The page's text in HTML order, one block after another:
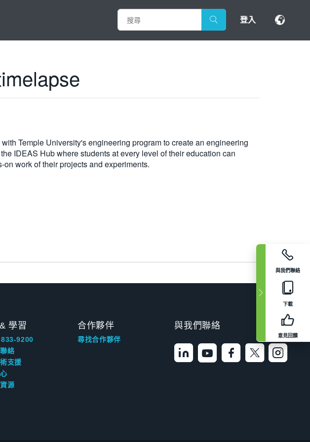
登入
與我們聯絡
下載
意見回饋
Temple University's engineering program to create an engineering
IDEAS Hub where students at every level of their education can
on work of their projects and experiments.
學習
9200
絡
支援
源
合作夥伴
尋找合作夥伴
與我們聯絡